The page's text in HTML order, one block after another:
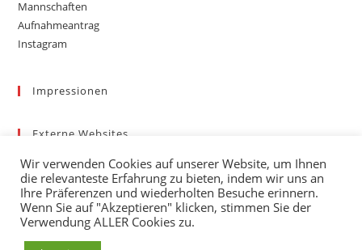
Mannschaften
Aufnahmeantrag
Instagram
Impressionen
Externe Websites
Gemeinde March
Wetter
mybigpoint
Wir verwenden Cookies auf unserer Website, um Ihnen
die relevanteste Erfahrung zu bieten, indem wir uns an
Ihre Präferenzen und wiederholten Besuche erinnern.
Wenn Sie auf "Akzeptieren" klicken, stimmen Sie der
Verwendung ALLER Cookies zu.